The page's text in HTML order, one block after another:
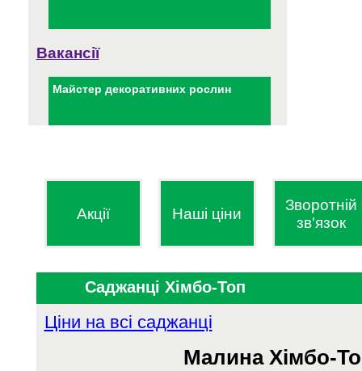
Вакансії
Майстер декоративних рослин
Акції Наші ціни
Зворотній
зв'язок
Саджанці Хімбо-Топ
Ціни на всі саджанці
Малина Хімбо-